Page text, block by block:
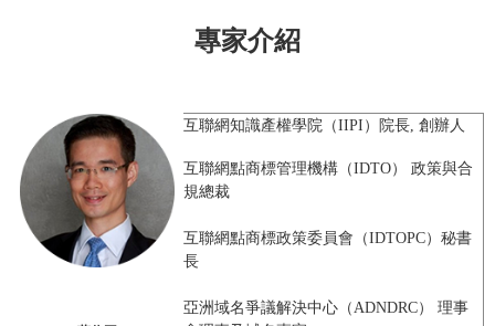
專家介紹
互聯網知識產權學院（IIPI）院長, 創辦人
互聯網點商標管理機構（IDTO） 政策與合
規總裁
互聯網點商標政策委員會（IDTOPC）秘書
長
亞洲域名爭議解決中心（ADNDRC） 理事